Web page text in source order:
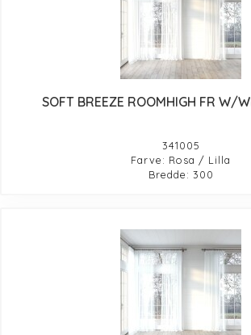
SOFT BREEZE ROOMHIGH FR W/
341005
Farve: Rosa / Lilla
Bredde: 300